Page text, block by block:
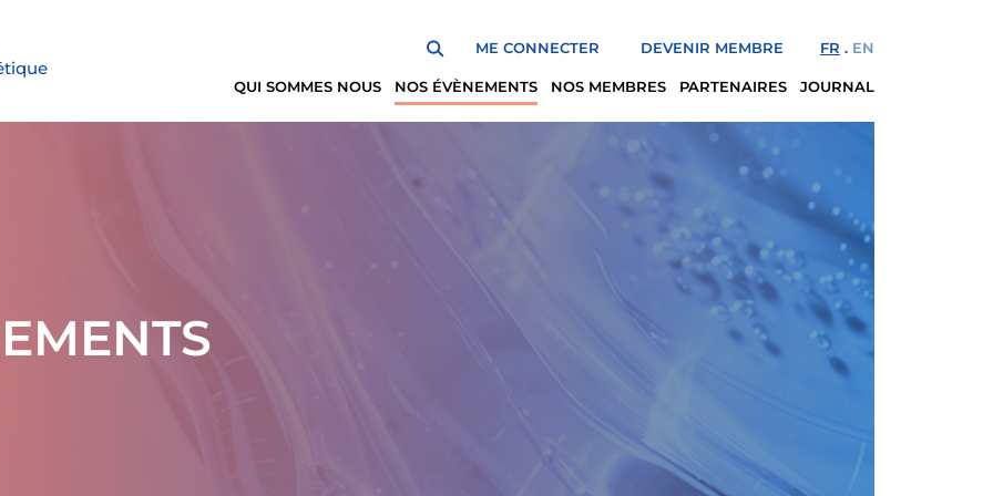
QUI SOMMES NOUS NOS ÉVÈNEMENTS NOS MEMBRES PARTENAIRES JOURNAL
ME CONNECTER DEVENIR MEMBRE FR EN